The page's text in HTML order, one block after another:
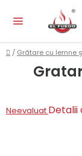
Acasă
/ Grătare cu lemne
Evaluarea
Neevaluat Detalii